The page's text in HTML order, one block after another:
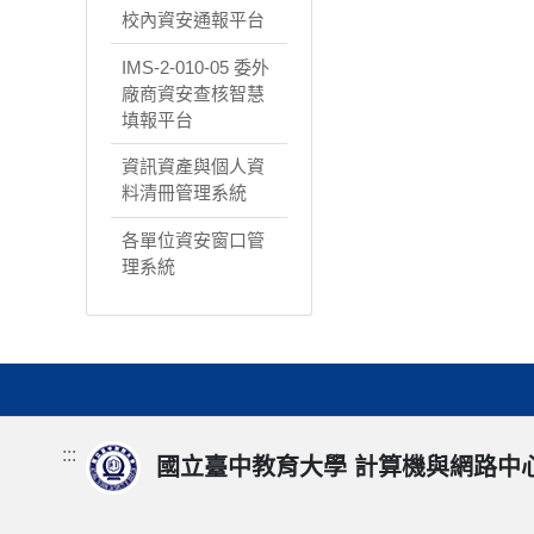
校內資安通報平台
IMS-2-010-05 委外
廠商資安查核智慧
填報平台
資訊資產與個人資
料清冊管理系統
各單位資安窗口管
理系統
::: 國立臺中教育大學 計算機與網路中